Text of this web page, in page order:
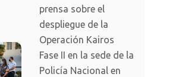
prensa sobre el
despliegue de la
Operación Kairos
Fase II en la sede de la
Policía Nacional en